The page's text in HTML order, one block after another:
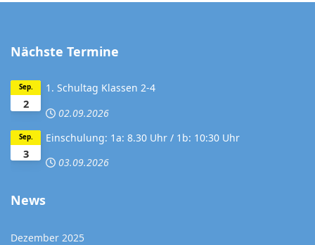
Nächste Termine
2
Sep.
1. Schultag Klassen 2-4
02.09.2026
3
Sep.
Einschulung: 1a: 8.30 Uhr / 1b: 10:30 Uhr
03.09.2026
News
Dezember 2025